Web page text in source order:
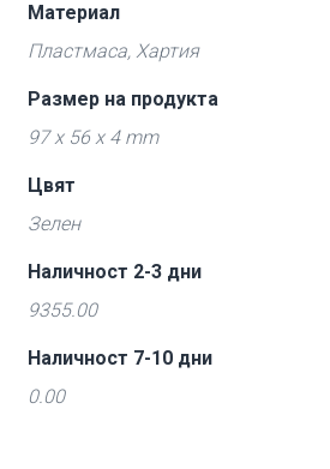
Материал
Пластмаса, Хартия
Размер на продукта
97 x 56 x 4 mm
Цвят
Зелен
Наличност 2-3 дни
9355.00
Наличност 7-10 дни
0.00